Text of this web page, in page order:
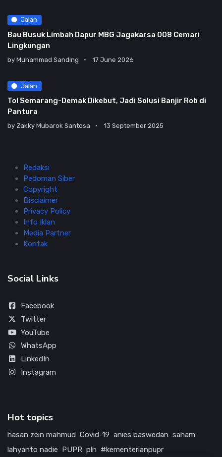
Jalan
Bau Busuk Limbah Dapur MBG Jagakarsa 008 Cemari
Lingkungan
by Muhammad Sanding 17 June 2026
Jalan
Tol Semarang-Demak Dikebut, Jadi Solusi Banjir Rob di
Pantura
by Zakky Mubarok Santosa 13 September 2025
Redaksi
Pedoman Siber
Copyright
Disclaimer
Privacy Policy
Info Iklan
Media Partner
Kontak
Social Links
Facebook
Twitter
YouTube
WhatsApp
LinkedIn
Instagram
Hot topics
hasan zein mahmud Covid-19 anies baswedan saham
lahyanto nadie PUPR pln #kementerianpupr